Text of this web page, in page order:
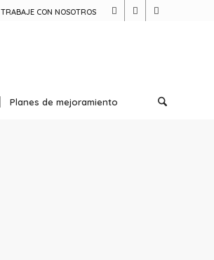
TRABAJE CON NOSOTROS
Planes de mejoramiento